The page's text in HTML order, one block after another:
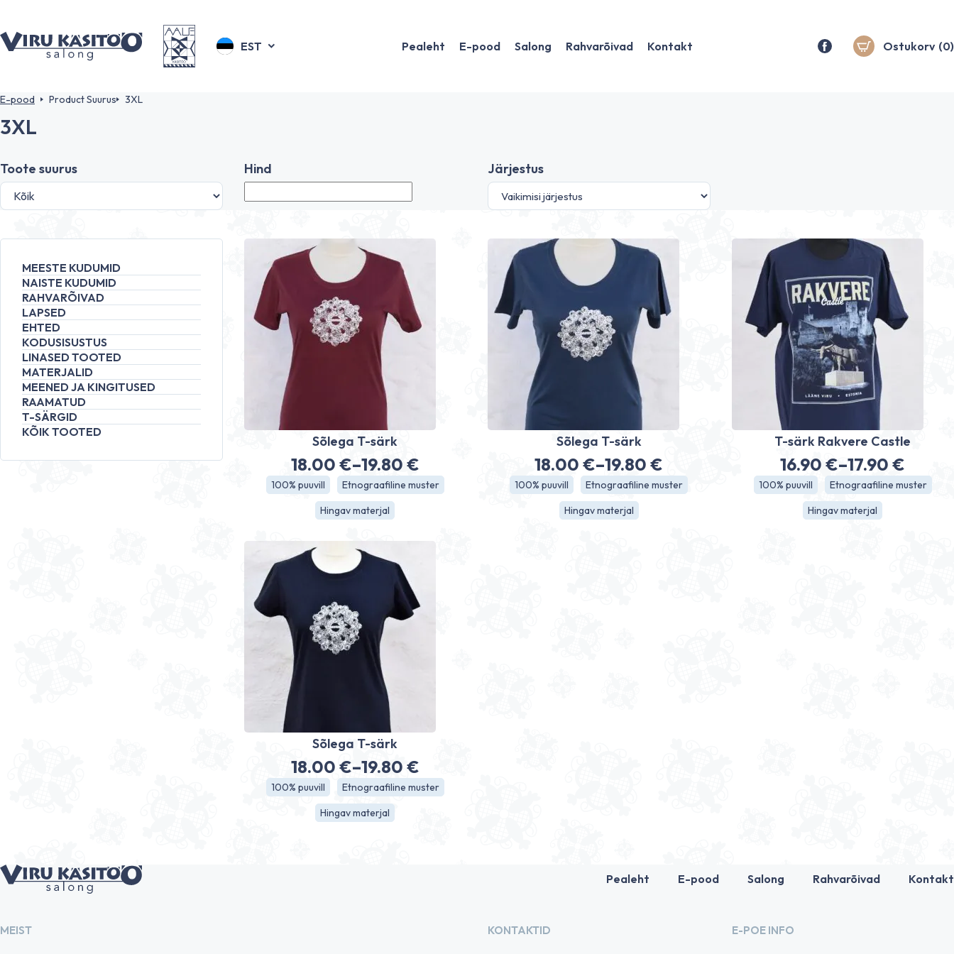
EST Pealeht E-pood Salong Rahvarõivad Kontakt Ostukorv (0)
E-pood Product Suurus 3XL
3XL
Toote suurus Hind Järjestus
MEESTE KUDUMID
NAISTE KUDUMID
RAHVARÕIVAD
LAPSED
EHTED
KODUSISUSTUS
LINASED TOOTED
MATERJALID
MEENED JA KINGITUSED
RAAMATUD
T-SÄRGID
KÕIK TOOTED
Sõlega T-särk
18.00 €–19.80 €
Hinnavahemik:
18.00 €
kuni
19.80 €
100% puuvill
Etnograafiline muster
Hingav materjal
Sõlega T-särk
18.00€–19.80€
Hinnavahemik:
18.00 €
kuni
100% puuvill
Etnograafiline muster
Hingav materjal
T-särk Rakvere Castle
16.90€–17.90€
16.90 €
kuni
100% puuvill
Etnograafiline muster
Hingav materjal
Sõlega T-särk
18.00 €–19.80 €
Hinnavahemik:
18.00 €
kuni
100% puuvill
Etnograafiline muster
Hingav materjal
Pealeht E-pood Salong Rahvarõivad Kontakt
MEIST KONTAKTID E-POE INFO